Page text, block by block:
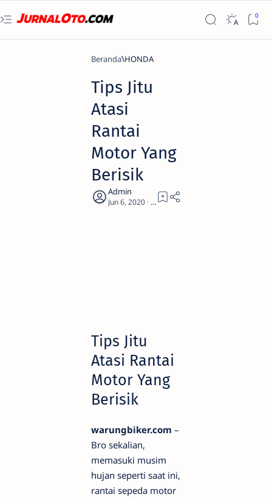
Beranda HONDA
Tips Jitu
Atasi
Rantai
Motor Yang
Berisik
1
Tips Jitu
Atasi Rantai
Motor Yang
Berisik
warungbiker.com –
Bro sekalian,
memasuki musim
hujan seperti saat ini,
rantai sepeda motor